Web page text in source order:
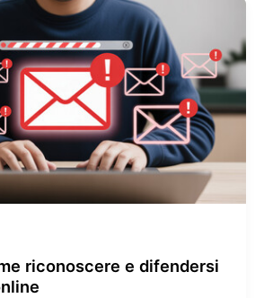
riconoscere e difendersi